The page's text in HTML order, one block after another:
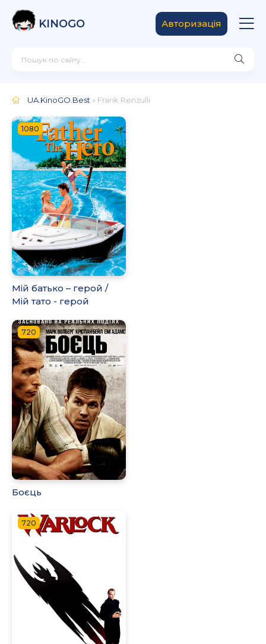
KINOGO Авторизація
UA.KinoGO.Best » Frank Renzulli
1080
Мій батько – герой /
Мій тато - герой
720
Боєць
720